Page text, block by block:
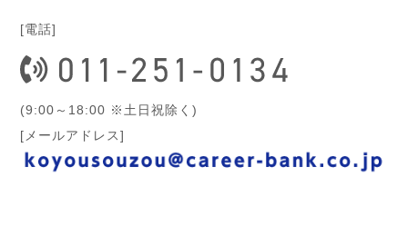
[電話]
(9:00～18:00 ※土日祝除く)
[メールアドレス]